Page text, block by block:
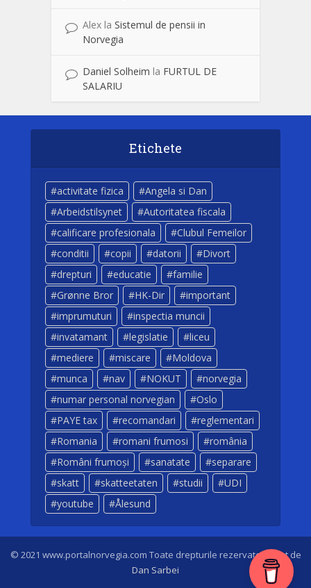
Alex la Sistemul de pensii in
Norvegia
Daniel Solheim la FURTUL DE
SALARIU
Etichete
activitate fizica
Angela si Dan
Arbeidstilsynet
Autoritatea fiscala
calificare profesionala
Clubul Femeilor
conditii
copii datorii
Divort
drepturi
educatie
familie
Grønne Bror
HK-Dir
important
imprumuturi
inspectia muncii
invatamant
legislatie
liceu
mediere
miscare
Moldova
munca
nav NOKUT
norvegia
numar personal norvegian
Oslo
PAYE tax
recomandari
reglementari
Romania
romani frumosi
românia
Români frumoși
sanatate
separare
skatt
skatteetaten studii
UDI
youtube
Ålesund
© 2021 www.portalnorvegia.com Toate drepturile rezervate. Creat de
Dan Sarbei